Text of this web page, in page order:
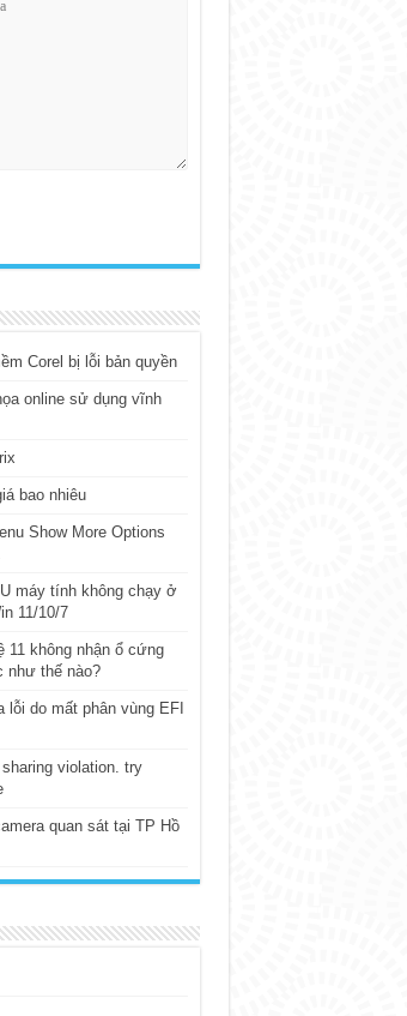
Corel bị lỗi bản quyền
online sử dụng vĩnh
bao nhiêu
Show More Options
máy tính không chạy ở
11/10/7
11 không nhận ổ cứng
như thế nào?
do mất phân vùng EFI
violation. try
quan sát tại TP Hồ